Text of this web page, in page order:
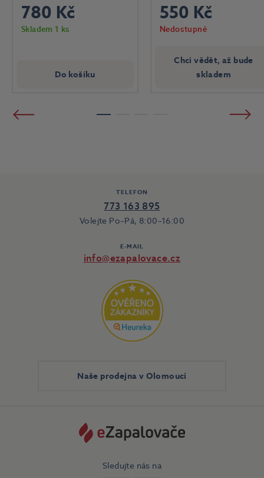
780 Kč
Skladem 1 ks
Do košíku
550 Kč
Nedostupné
Chci vědět, až bude
skladem
TELEFON
773 163 895
Volejte Po–Pá, 8:00–16:00
E-MAIL
info@ezapalovace.cz
Naše prodejna v Olomouci
Sledujte nás na